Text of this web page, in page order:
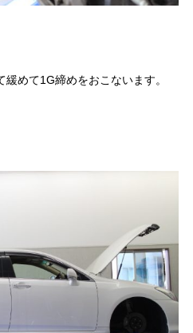
めて1G締めをおこないます。